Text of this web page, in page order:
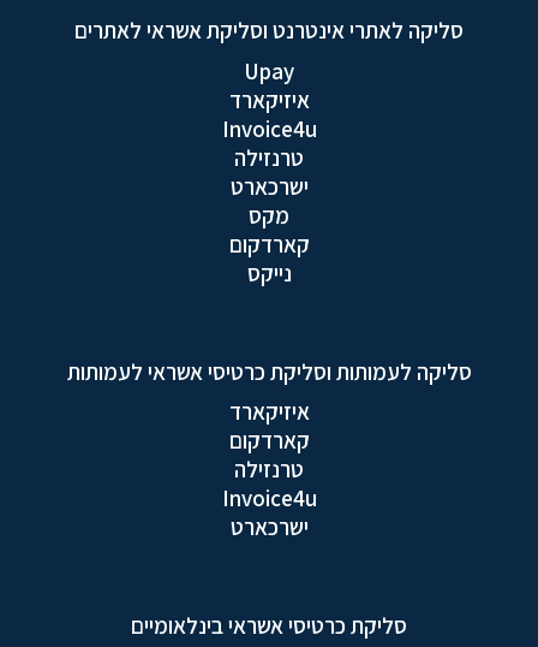
סליקה לאתרי אינטרנט וסליקת אשראי לאתרים
Upay
איזיקארד
Invoice4u
טרנזילה
ישרכארט
מקס
קארדקום
נייקס
סליקה לעמותות וסליקת כרטיסי אשראי לעמותות
איזיקארד
קארדקום
טרנזילה
Invoice4u
ישרכארט
סליקת כרטיסי אשראי בינלאומיים